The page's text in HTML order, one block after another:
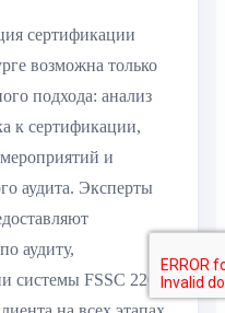
сертификации
возможна только
подхода: анализ
к сертификации,
и
аудита. Эксперты
аудиту,
системы FSSC 22000,